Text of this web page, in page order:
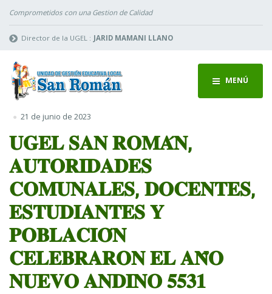
Comprometidos con una Gestion de Calidad
Director de la UGEL : JARID MAMANI LLANO
MENÚ
21 de junio de 2023
𝐔𝐆𝐄𝐋 𝐒𝐀𝐍 𝐑𝐎𝐌𝐀́𝐍,
𝐀𝐔𝐓𝐎𝐑𝐈𝐃𝐀𝐃𝐄𝐒
𝐂𝐎𝐌𝐔𝐍𝐀𝐋𝐄𝐒, 𝐃𝐎𝐂𝐄𝐍𝐓𝐄𝐒,
𝐄𝐒𝐓𝐔𝐃𝐈𝐀𝐍𝐓𝐄𝐒 𝐘
𝐏𝐎𝐁𝐋𝐀𝐂𝐈𝐎́𝐍
𝐂𝐄𝐋𝐄𝐁𝐑𝐀𝐑𝐎𝐍 𝐄𝐋 𝐀𝐍̃𝐎
𝐍𝐔𝐄𝐕𝐎 𝐀𝐍𝐃𝐈𝐍𝐎 𝟓𝟓𝟑𝟏